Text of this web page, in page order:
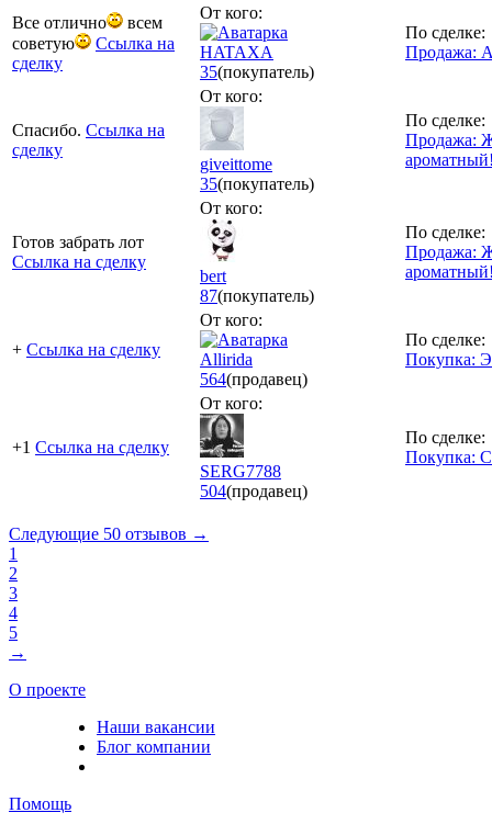
Все отлично
всем
советую
Ссылка на
сделку
От кого:
HATAXA
35(покупатель)
По сделке:
Продажа:
Спасибо. Ссылка на
сделку
От кого:
giveittome
35(покупатель)
По сделке:
Продажа:
Готов забрать лот
Ссылка на сделку
От кого:
bert
87(покупатель)
По сделке:
Продажа:
+ Ссылка на сделку
От кого:
Allirida
564(продавец)
По сделке:
Покупка:
+1 Ссылка на сделку
От кого:
SERG7788
504(продавец)
По сделке:
Покупка:
Следующие 50 отзывов →
1
2
3
4
5
→
О проекте
Наши вакансии
Блог компании
Помощь